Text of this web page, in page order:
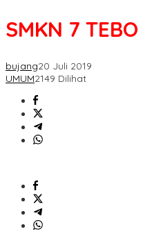
SMKN 7
bujang20 Juli 2019
UMUM2149 Dilihat